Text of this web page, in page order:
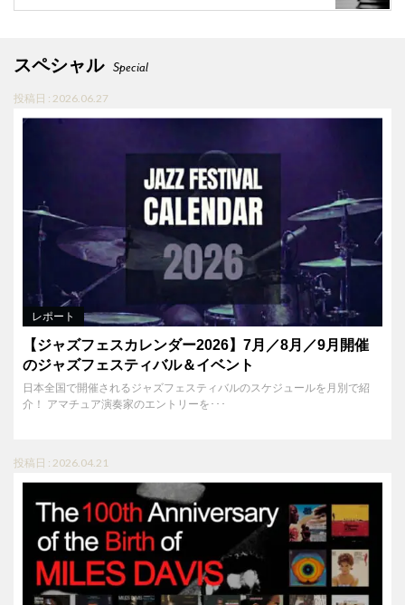
スペシャル Special
投稿日 : 2026.06.27
レポート
【ジャズフェスカレンダー2026】7月／8月／9月開催
のジャズフェスティバル＆イベント
日本全国で開催されるジャズフェスティバルのスケジュールを月別で紹
介！ アマチュア演奏家のエントリーを･･･
投稿日 : 2026.04.21